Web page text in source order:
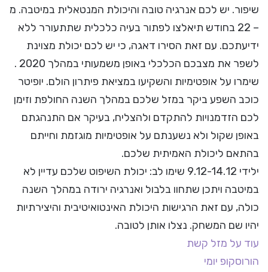
שיפור. יש לכם אנרגיה טובה והיכולת המנטאלית במיטבה. מ
– 22 בחודש תיאלצו לפתור בעיה כלכלית שתתעורר ללא
ידיעתכם. עם זאת הסירו דאגה, כי יש לכם יכולת מצוינת
לשפר את מצבכם הכלכלי באופן משמעותי במהלך 2020 .
שימרו על אופטימיות והשקיעו במציאת פיתרון הולם. יופיטר
כוכב השפע ביקר במזל שלכם במהלך השנה החולפת וזימן
לכם הזדמנויות להתקדם ולהצליח, בעיקר אם התנהגתם
באופן שקול ולא נשענתם על אופטימיות מוגזמת וחייתם
בהתאם ליכולת האמיתית שלכם.
ילידי 9.12-14.12 שימו לב: יכולת השיפוט שלכם עדיין לא
במיטבה ויתכן שתחוו בלבול ואנרגיה ירודה במהלך השנה
כולה, עם זאת הרגישות היכולת האינטואיטיבית והיצירתיות
יהיו שם המשחק. נצלו אותן לטובה.
עוד על מזל קשת
הורוסקופ יומי